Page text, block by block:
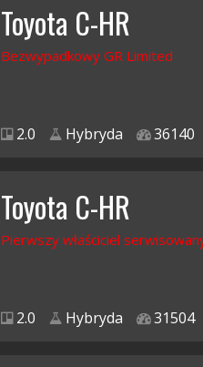
Toyota C-HR
Bezwypadkowy GR Limited
2.0 Hybryda 36140
Toyota C-HR
Pierwszy właściciel
2.0 Hybryda 31504